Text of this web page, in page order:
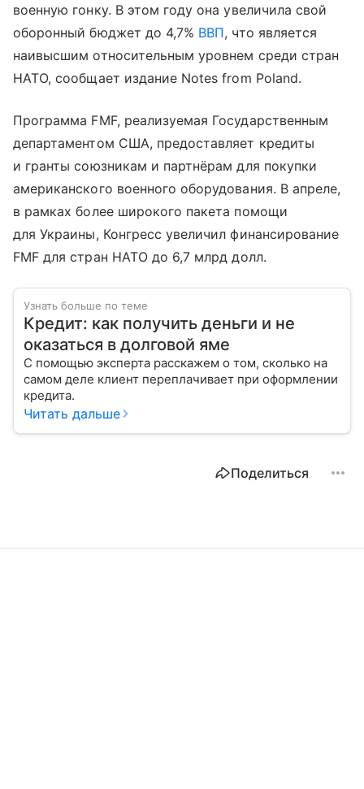
военную гонку. В этом году она увеличила свой
оборонный бюджет до 4,7% ВВП, что является
наивысшим относительным уровнем среди стран
НАТО, сообщает издание Notes from Poland.
Программа FMF, реализуемая Государственным
департаментом США, предоставляет кредиты
и гранты союзникам и партнёрам для покупки
американского военного оборудования. В апреле,
в рамках более широкого пакета помощи
для Украины, Конгресс увеличил финансирование
FMF для стран НАТО до 6,7 млрд долл.
Узнать больше по теме
Кредит: как получить деньги и не
оказаться в долговой яме
С помощью эксперта расскажем о том, сколько на
самом деле клиент переплачивает при оформлении
кредита.
Читать дальше
Поделиться